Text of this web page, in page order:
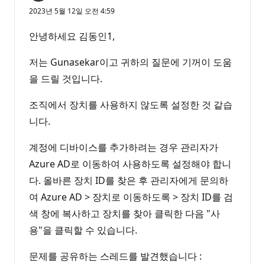
2023년 5월 12일 오전 4:59
안녕하세요 김동인1,
저는 Gunasekar이고 귀하의 질문에 기꺼이 도움
을 드릴 것입니다.
조직에서 장치를 사용하지 않도록 설정한 것 같습
니다.
계정에 디바이스를 추가하려는 경우 관리자가
Azure AD로 이동하여 사용하도록 설정해야 합니
다. 올바른 장치 ID를 찾은 후 관리자에게 문의하
여 Azure AD > 장치로 이동하도록 > 장치 ID를 검
색 창에 복사하고 장치를 찾아 클릭한 다음 "사
용"을 클릭할 수 있습니다.
문제를 공유하는 스레드를 발견했습니다 :